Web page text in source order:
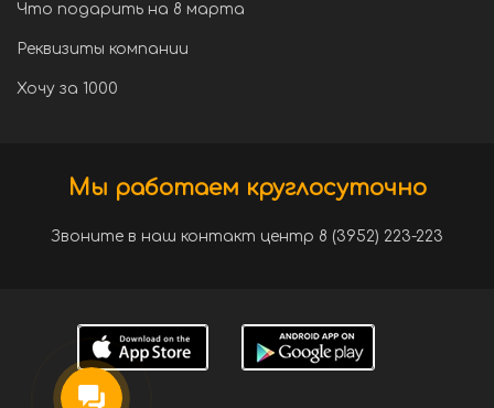
Что подарить на 8 марта
Реквизиты компании
Хочу за 1000
Мы работаем круглосуточно
Звоните в наш контакт центр 8 (3952) 223-223